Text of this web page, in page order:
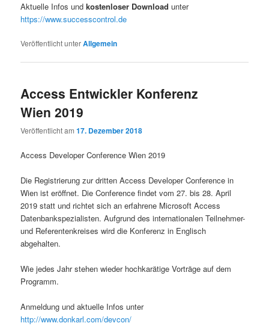
Aktuelle Infos undkostenloser Download unter
https://www.successcontrol.de
Veröffentlicht unterAllgemein
Access Entwickler Konferenz
Wien 2019
Veröffentlicht am17. Dezember 2018
Access Developer Conference Wien 2019
Die Registrierung zur dritten Access Developer Conference in
Wien ist eröffnet. Die Conference findet vom 27. bis 28. April
2019 statt und richtet sich an erfahrene Microsoft Access
Datenbankspezialisten. Aufgrund des internationalen Teilnehmer-
und Referentenkreises wird die Konferenz in Englisch
abgehalten.
Wie jedes Jahr stehen wieder hochkarätige Vorträge auf dem
Programm.
Anmeldung und aktuelle Infos unter
http://www.donkarl.com/devcon/